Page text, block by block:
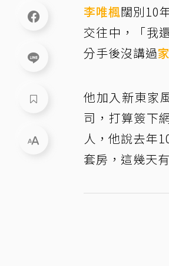
李唯楓闊別10
交往中，「我
分手後沒講過
他加入新東家
司，打算簽下
人，他說去年
套房，這幾天